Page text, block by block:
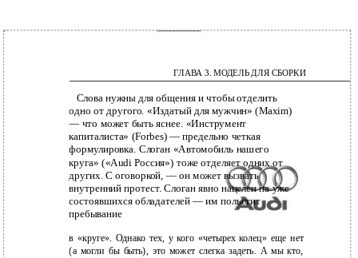
ГЛАВА 3. МОДЕЛЬ ДЛЯ СБОРКИ
Слова нужны для общения и чтобы отделить
одно от другого. «Издатый для мужчин» (Maxim)
— что может быть яснее. «Инструмент
капиталиста» (Forbes) — предельно четкая
формулировка. Слоган «Автомобиль нашего
круга» («Audi Россия») тоже отделяет одних от
других. С оговоркой, — он может вызвать
внутренний протест. Слоган явно нацелен на уже
состоявшихся обладателей — им польстит
пребывание
в «круге». Однако тех, у кого «четырех колец» еще нет
(а могли бы быть), это может слегка задеть. А мы кто,